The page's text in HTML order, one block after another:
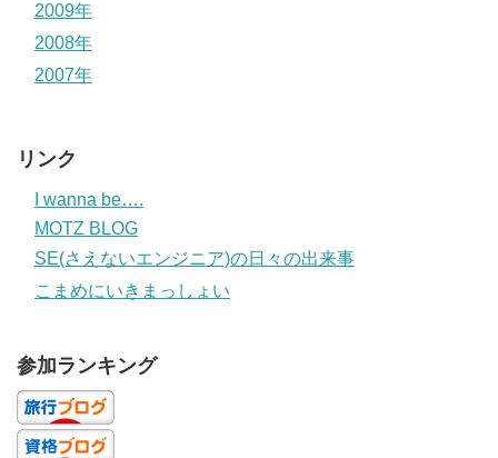
2009年
2008年
2007年
リンク
I wanna be….
MOTZ BLOG
SE(さえないエンジニア)の日々の出来事
こまめにいきまっしょい
参加ランキング